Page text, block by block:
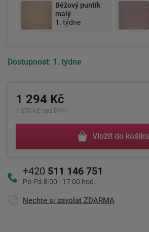
Béžový puntík
malý
1. týdne
Dostupnost: 1. týdne
1 294 Kč
1 070 Kč bez DPH
Vložit do košíku
+420 511 146 751
Po-Pá 8:00 - 17:00 hod.
Nechte si zavolat ZDARMA